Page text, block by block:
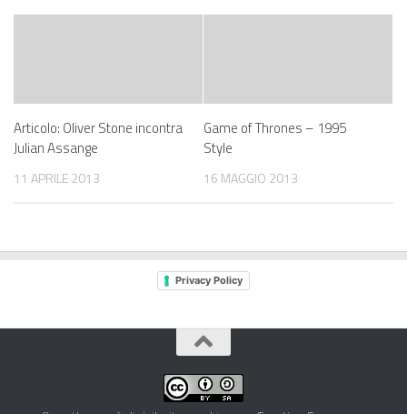
Articolo: Oliver Stone incontra
Julian Assange
11 APRILE 2013
Game of Thrones – 1995
Style
16 MAGGIO 2013
Privacy Policy